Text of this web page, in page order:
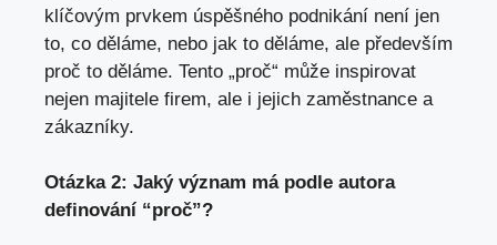
klíčovým prvkem úspěšného podnikání není jen
to, co děláme, nebo jak to děláme, ale především
proč to děláme. Tento „proč“ může inspirovat
nejen majitele firem, ale i jejich zaměstnance a
zákazníky.
Otázka 2: Jaký význam má podle autora
definování “proč”?